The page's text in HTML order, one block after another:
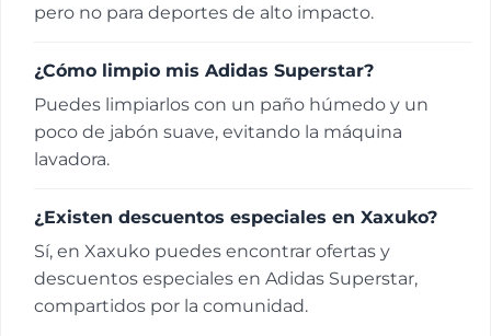
pero no para deportes de alto impacto.
¿Cómo limpio mis Adidas Superstar?
Puedes limpiarlos con un paño húmedo y un
poco de jabón suave, evitando la máquina
lavadora.
¿Existen descuentos especiales en Xaxuko?
Sí, en Xaxuko puedes encontrar ofertas y
descuentos especiales en Adidas Superstar,
compartidos por la comunidad.